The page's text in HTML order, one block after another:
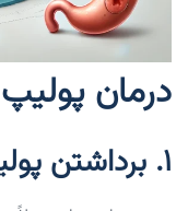
درمان
1. برداشتن